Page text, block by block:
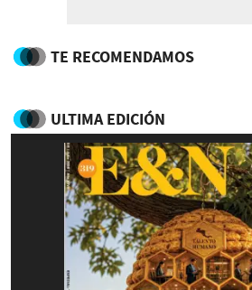
TE RECOMENDAMOS
ULTIMA EDICIÓN